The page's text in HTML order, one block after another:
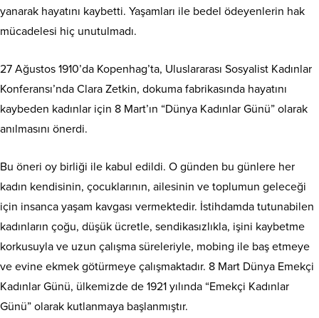
yanarak hayatını kaybetti. Yaşamları ile bedel ödeyenlerin hak
mücadelesi hiç unutulmadı.
27 Ağustos 1910’da Kopenhag’ta, Uluslararası Sosyalist Kadınlar
Konferansı’nda Clara Zetkin, dokuma fabrikasında hayatını
kaybeden kadınlar için 8 Mart’ın “Dünya Kadınlar Günü” olarak
anılmasını önerdi.
Bu öneri oy birliği ile kabul edildi. O günden bu günlere her
kadın kendisinin, çocuklarının, ailesinin ve toplumun geleceği
için insanca yaşam kavgası vermektedir. İstihdamda tutunabilen
kadınların çoğu, düşük ücretle, sendikasızlıkla, işini kaybetme
korkusuyla ve uzun çalışma süreleriyle, mobing ile baş etmeye
ve evine ekmek götürmeye çalışmaktadır. 8 Mart Dünya Emekçi
Kadınlar Günü, ülkemizde de 1921 yılında “Emekçi Kadınlar
Günü” olarak kutlanmaya başlanmıştır.